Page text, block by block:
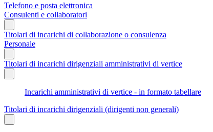
Telefono e posta elettronica
Consulenti e collaboratori
Titolari di incarichi di collaborazione o consulenza
Personale
Titolari di incarichi dirigenziali amministrativi di vertice
Incarichi amministrativi di vertice - in formato tabellare
Titolari di incarichi dirigenziali (dirigenti non generali)